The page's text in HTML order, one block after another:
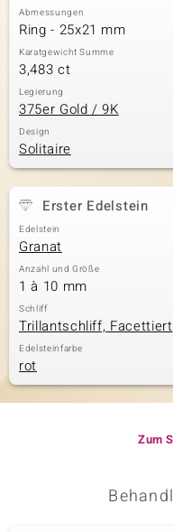
Classics
Abmessungen
Ring - 25x21 mm
Karatgewicht Summe
3,483 ct
Legierung
375er Gold / 9K
Design
Solitaire
Erster Edelstein
Edelstein
Granat
Anzahl und Größe
1 à 10 mm
Schliff
Trillantschliff, Facettiert
Edelsteinfarbe
rot
Zum